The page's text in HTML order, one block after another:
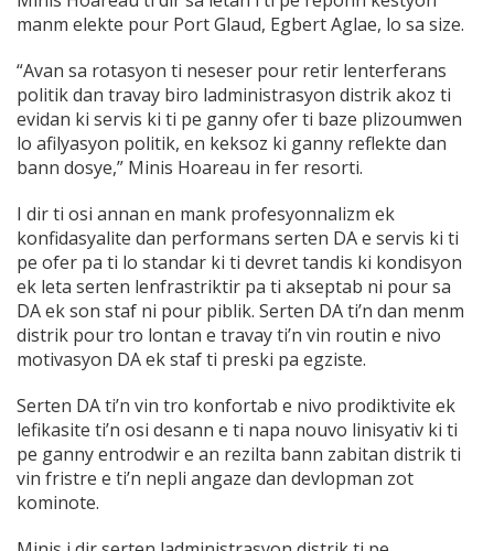
manm elekte pour Port Glaud, Egbert Aglae, lo sa size.
“Avan sa rotasyon ti neseser pour retir lenterferans
politik dan travay biro ladministrasyon distrik akoz ti
evidan ki servis ki ti pe ganny ofer ti baze plizoumwen
lo afilyasyon politik, en keksoz ki ganny reflekte dan
bann dosye,” Minis Hoareau in fer resorti.
I dir ti osi annan en mank profesyonnalizm ek
konfidasyalite dan performans serten DA e servis ki ti
pe ofer pa ti lo standar ki ti devret tandis ki kondisyon
ek leta serten lenfrastriktir pa ti akseptab ni pour sa
DA ek son staf ni pour piblik. Serten DA ti’n dan menm
distrik pour tro lontan e travay ti’n vin routin e nivo
motivasyon DA ek staf ti preski pa egziste.
Serten DA ti’n vin tro konfortab e nivo prodiktivite ek
lefikasite ti’n osi desann e ti napa nouvo linisyativ ki ti
pe ganny entrodwir e an rezilta bann zabitan distrik ti
vin fristre e ti’n nepli angaze dan devlopman zot
kominote.